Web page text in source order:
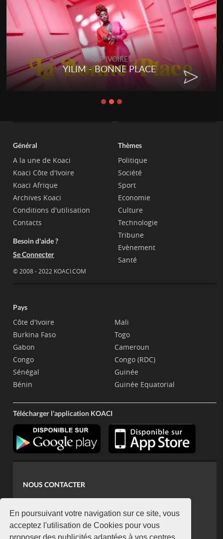
En poursuivant votre navigation sur ce site, vous
acceptez l'utilisation de Cookies pour vous
proposer des publicités adaptées à vos centres
RAP IVOIRE
YILIM - BONNE PLACE
Général
A la une de Koaci
Koaci Côte d'Ivoire
Koaci Afrique
Archives Koaci
Conditions d'utilisation
Contacts
Besoin d'aide ?
Se Connecter
© 2008 - 2022 KOACI.COM
Thèmes
Politique
Société
Sport
Economie
Culture
Technologie
Tribune
Evènement
Santé
Pays
Côte d'Ivoire
Burkina Faso
Gabon
Congo
Sénégal
Bénin
Mali
Togo
Cameroun
Congo (RDC)
Guinée
Guinée Equatorial
Télécharger l'application KOACI
NOUS CONTACTER
koaci@yahoo.fr
+225 07 08 85 52 93